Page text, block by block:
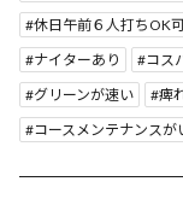
休日午前６人打ちOK
ナイターあり
コス
グリーンが速い
痺
コースメンテナンスが